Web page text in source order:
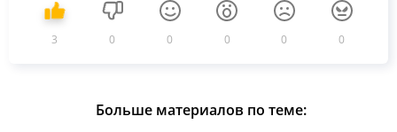
3 0 0 0 0 0
Больше материалов по теме: